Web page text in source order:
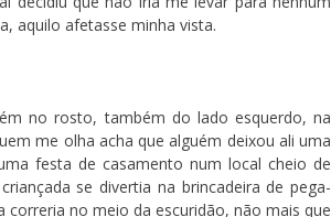
aquilo afetasse minha vista.
no rosto, também do lado esquerdo, na
me olha acha que alguém deixou ali uma
festa de casamento num local cheio de
se divertia na brincadeira de pega-
correria no meio da escuridão, não mais que